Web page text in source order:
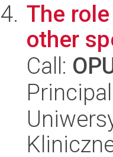
The
other
Call: